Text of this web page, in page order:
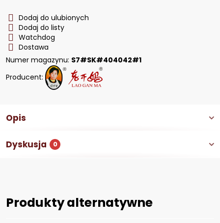
Dodaj do ulubionych
Dodaj do listy
Watchdog
Dostawa
Numer magazynu: S7#SK#404042#1
Producent:
Opis
Dyskusja 0
Produkty alternatywne